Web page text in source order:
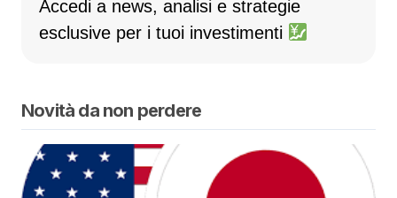
Accedi a news, analisi e strategie
esclusive per i tuoi investimenti
Novità da non perdere